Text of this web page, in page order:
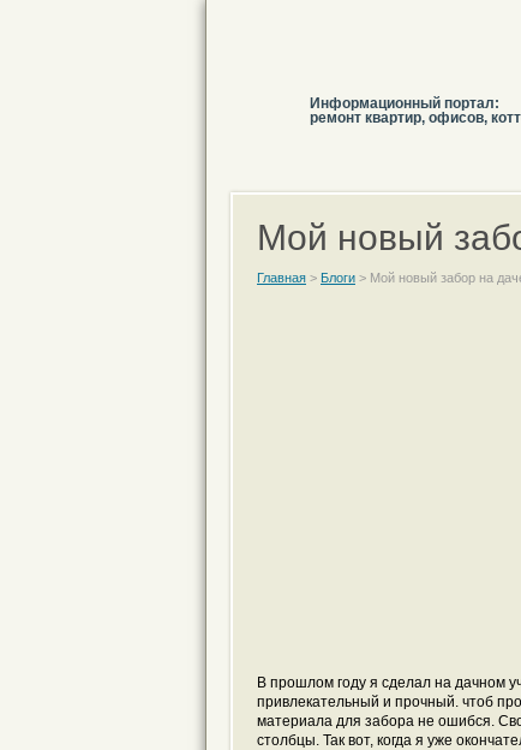
Информационный портал:
ремонт квартир, офисов,
Мой новый
Главная > Блоги > Мой новый забор на
В прошлом году я сделал на дачном
привлекательный и прочный. чтоб
материала для забора не ошибся.
столбцы. Так вот, когда я уже